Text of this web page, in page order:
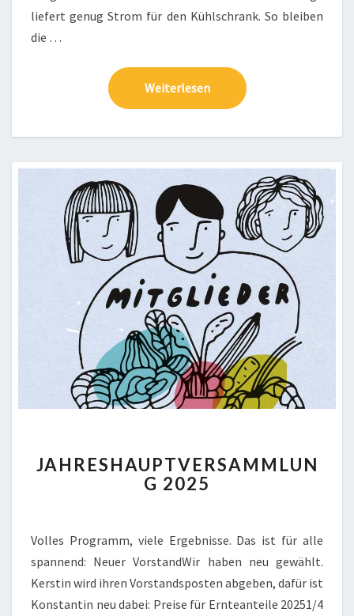
liefert genug Strom für den Kühlschrank. So bleiben
die …
WeiterlesenWeiterlesen
2025
JAHRESHAUPTVERSAMMLUN
G 2025
Volles Programm, viele Ergebnisse. Das ist für alle
spannend: Neuer VorstandWir haben neu gewählt.
Kerstin wird ihren Vorstandsposten abgeben, dafür ist
Konstantin neu dabei: Preise für Ernteanteile 20251/4